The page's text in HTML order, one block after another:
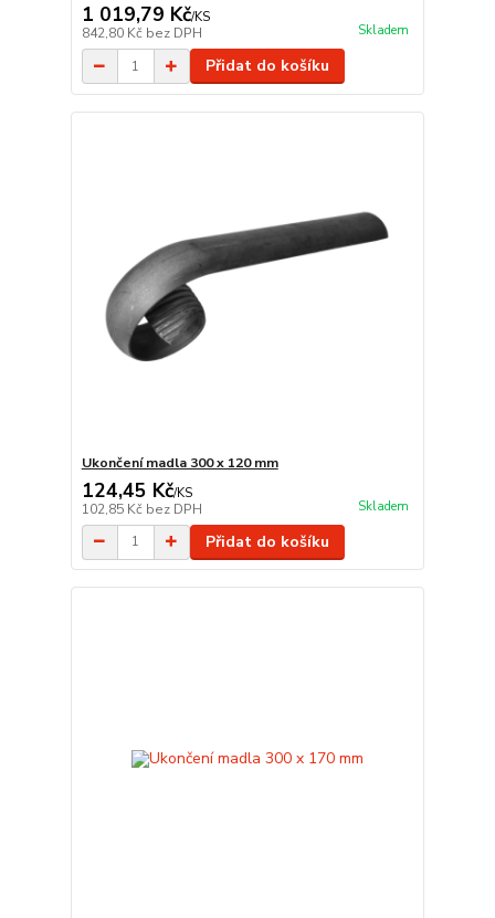
1 019,79 Kč/KS
842,80 Kč bez DPH Skladem
Přidat do košíku
Ukončení madla 300 x 120 mm
124,45 Kč/KS
102,85 Kč bez DPH Skladem
Přidat do košíku